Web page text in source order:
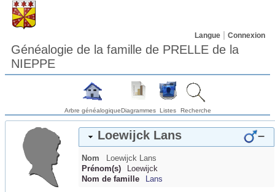
Langue Connexion
Généalogie de la famille de PRELLE de la
NIEPPE
Arbre généalogiqueDiagrammes Listes Recherche
Loewijck Lans –
Nom Loewijck Lans
Prénom(s)
Loewijck
Nom de famille
Lans